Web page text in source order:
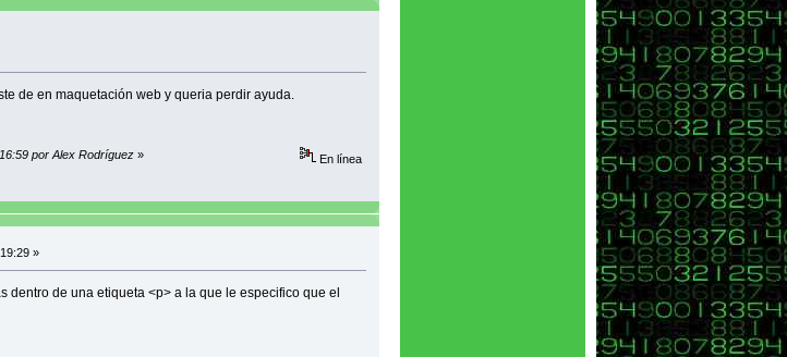
de en maquetación web y queria perdir ayuda.
por Alex Rodríguez» En línea
»
dentro de una etiqueta <p> a la que le especifico que el